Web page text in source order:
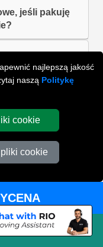
najlepszą jakość
naszą Politykę
cookie
cookie
jeśli pakuję
FAQ'S
ZADAWANYCH